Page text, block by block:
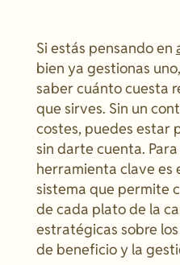
Si estás pensando en
bien ya gestionas
saber cuánto cuesta
que sirves. Sin un
costes, puedes estar
sin darte cuenta.
herramienta clave es
sistema que permite
de cada plato de la
estratégicas sobre
de beneficio y la